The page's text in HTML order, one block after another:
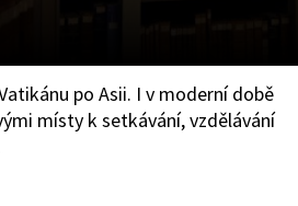
po Asii. I v moderní době
místy k setkávání, vzdělávání